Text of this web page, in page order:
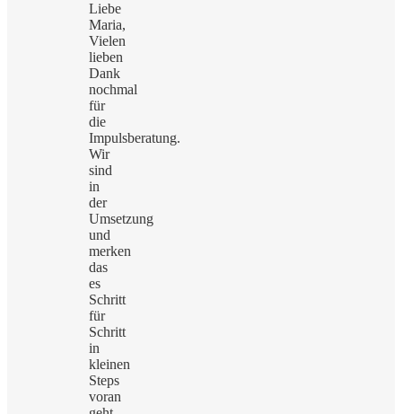
Liebe
Maria,
Vielen
lieben
Dank
nochmal
für
die
Impulsberatung.
Wir
sind
in
der
Umsetzung
und
merken
das
es
Schritt
für
Schritt
in
kleinen
Steps
voran